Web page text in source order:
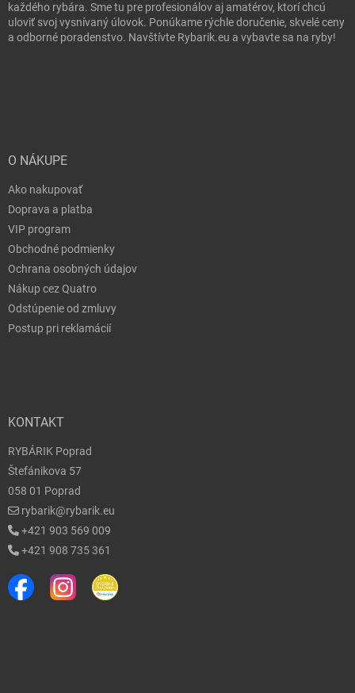
každého rybára. Sme tu pre profesionálov aj amatérov, ktorí chcú
uloviť svoj vysnívaný úlovok. Ponúkame rýchle doručenie, skvelé ceny
a odborné poradenstvo. Navštívte Rybarik.eu a vybavte sa na ryby!
O NÁKUPE
Ako nakupovať
Doprava a platba
VIP program
Obchodné podmienky
Ochrana osobných údajov
Nákup cez Quatro
Odstúpenie od zmluvy
Postup pri reklamácií
KONTAKT
RYBÁRIK Poprad
Štefánikova 57
058 01 Poprad
rybarik@rybarik.eu
+421 903 569 009
+421 908 735 361